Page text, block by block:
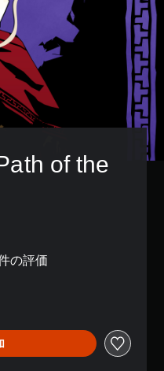
of the
の評価